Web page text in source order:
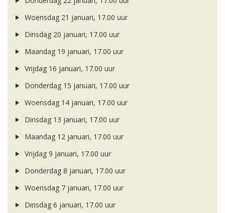
Woensdag 21 januari, 17.00 uur
Dinsdag 20 januari, 17.00 uur
Maandag 19 januari, 17.00 uur
Vrijdag 16 januari, 17.00 uur
Donderdag 15 januari, 17.00 uur
Woensdag 14 januari, 17.00 uur
Dinsdag 13 januari, 17.00 uur
Maandag 12 januari, 17.00 uur
Vrijdag 9 januari, 17.00 uur
Donderdag 8 januari, 17.00 uur
Woensdag 7 januari, 17.00 uur
Dinsdag 6 januari, 17.00 uur